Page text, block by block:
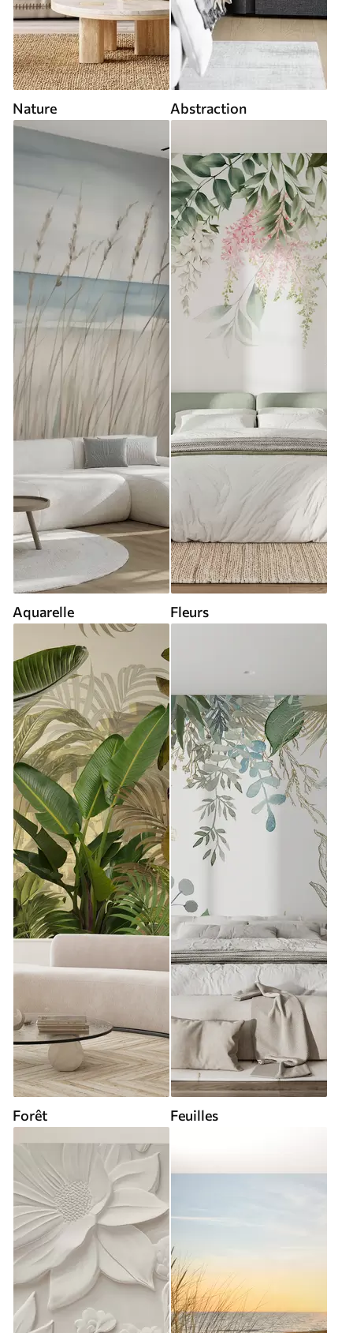
Nature Abstraction
Aquarelle Fleurs
Forêt Feuilles